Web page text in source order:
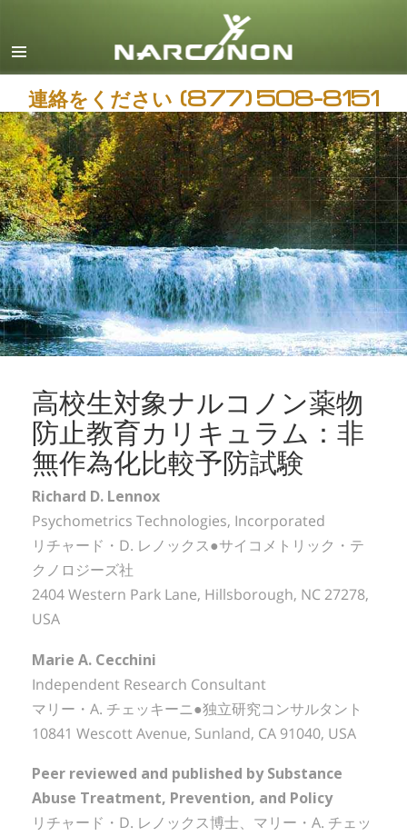
すべての地域/言語
連絡をください (877) 508-8151
高校生対象ナルコノン薬物
防止教育カリキュラム：非
無作為化比較予防試験
Richard D. Lennox
Psychometrics Technologies, Incorporated
リチャード・D. レノックス●サイコメトリック・テ
クノロジーズ社
2404 Western Park Lane, Hillsborough, NC 27278,
USA
Marie A. Cecchini
Independent Research Consultant
マリー・A. チェッキーニ●独立研究コンサルタント
10841 Wescott Avenue, Sunland, CA 91040, USA
Peer reviewed and published by Substance
Abuse Treatment, Prevention, and Policy
リチャード・D. レノックス博士、マリー・A. チェッ